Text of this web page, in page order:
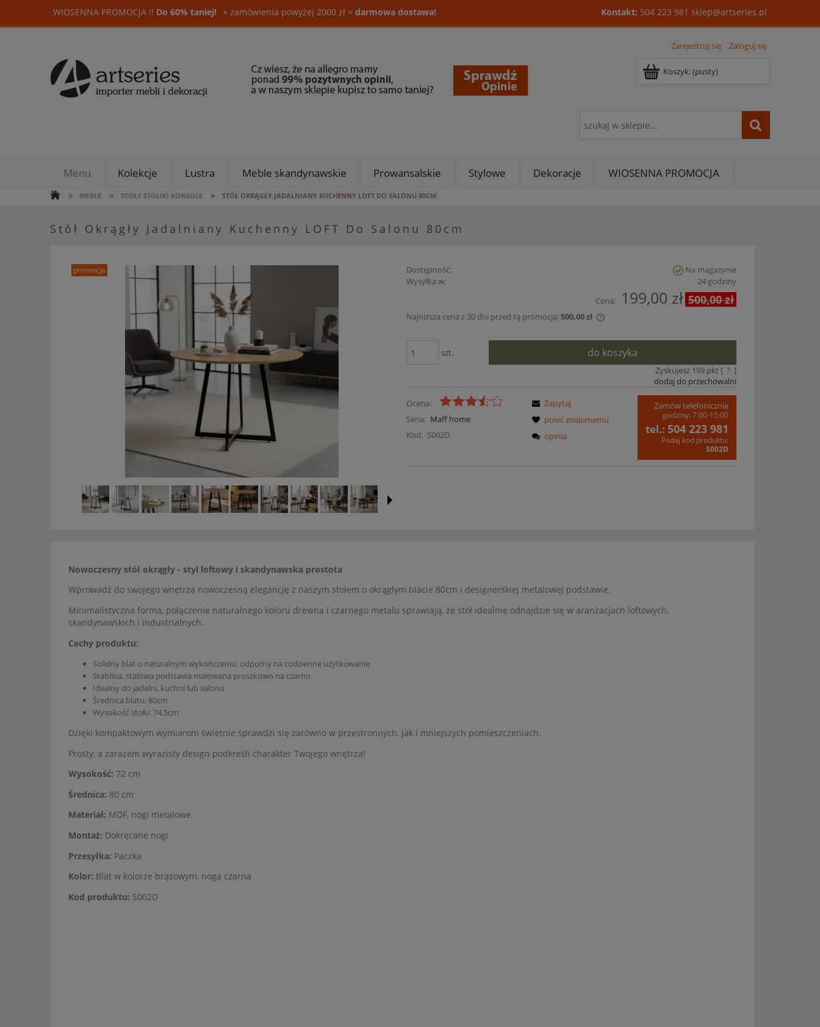
WIOSENNA PROMOCJA !! Do 60% taniej! + zamówienia powyżej 2000 zł = darmowa dostawa! Kontakt: 504 223 981 sklep@artseries.pl
Zarejestruj się Zaloguj się
Koszyk:(pusty)
Menu Kolekcje Lustra Meble skandynawskie Prowansalskie Stylowe Dekoracje WIOSENNA PROMOCJA
» MEBLE » STOŁY STOLIKI KONSOLE » STÓŁ OKRĄGŁY JADALNIANY KUCHENNY LOFT DO SALONU 80CM
Stół Okrągły Jadalniany Kuchenny LOFT Do Salonu 80cm
promocja Dostępność:
Na magazynie
Wysyłka w:
24 godziny
Cena:
199,00 zł 500,00 zł
Najniższa cena z 30 dni przed tą promocją:500,00 zł
Jeżeli produkt jest sprzedawany krócej
niż 30 dni, wyświetlana jest najniższa
cena od momentu, kiedy produkt
szt. do koszyka
Zyskujesz 199pkt [ ? ]
dodaj do przechowalni
Ocena:
Seria: Maff home
Kod: S002D
Zapytaj
poleć znajomemu
opinia
Zamów telefonicznie
godziny: 7:00-15:00
tel.: 504 223 981
Podaj kod produktu:
S002D
Nowoczesny stół okrągły - styl loftowy i skandynawska prostota
Wprowadź do swojego wnętrza nowoczesną elegancję z naszym stołem o okrągłym blacie 80cm i designerskiej metalowej podstawie.
Minimalistyczna forma, połączenie naturalnego koloru drewna i czarnego metalu sprawiają, że stół idealnie odnajdzie się w aranżacjach loftowych,
skandynawskich i industrialnych.
Cechy produktu:
Solidny blat o naturalnym wykończeniu, odporny na codzienne użytkowanie
Stabilna, stalowa podstawa malowana proszkowo na czarno
Idealny do jadalni, kuchni lub salonu
Średnica blatu: 80cm
Wysokość stołu: 74,5cm
Dzięki kompaktowym wymiarom świetnie sprawdzi się zarówno w przestronnych, jak i mniejszych pomieszczeniach.
Prosty, a zarazem wyrazisty design podkreśli charakter Twojego wnętrza!
Wysokość: 72 cm
Średnica: 80 cm
Materiał: MDF, nogi metalowe
Montaż: Dokręcane nogi
Przesyłka: Paczka
Kolor: Blat w kolorze brązowym, noga czarna
Kod produktu: S002D